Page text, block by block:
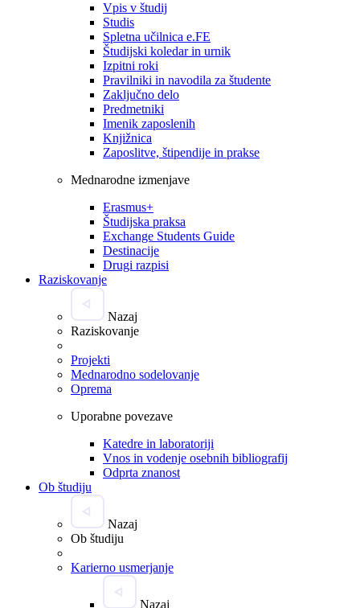
Vpis v študij
Studis
Spletna učilnica e.FE
Študijski koledar in urnik
Izpitni roki
Pravilniki in navodila za študente
Zaključno delo
Predmetniki
Imenik zaposlenih
Knjižnica
Zaposlitve, štipendije in prakse
Mednarodne izmenjave
Erasmus+
Študijska praksa
Exchange Students Guide
Destinacije
Drugi razpisi
Raziskovanje
Nazaj
Raziskovanje
Projekti
Mednarodno sodelovanje
Oprema
Uporabne povezave
Katedre in laboratoriji
Vnos in vodenje osebnih bibliografij
Odprta znanost
Ob študiju
Nazaj
Ob študiju
Karierno usmerjanje
Nazaj